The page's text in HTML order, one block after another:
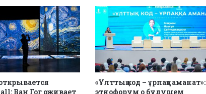
Ван Гог оживает
«Ұлттық код – ұрпаққа аманат»:
этнофорум о будущем